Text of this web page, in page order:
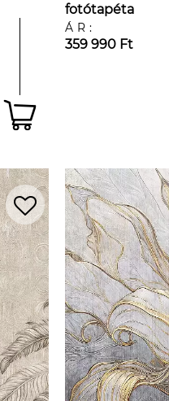
fotótapéta
ÁR:
359 990 Ft